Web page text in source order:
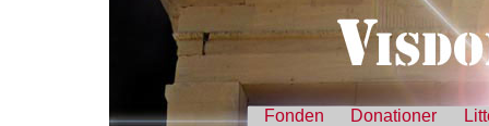
Fonden Donationer